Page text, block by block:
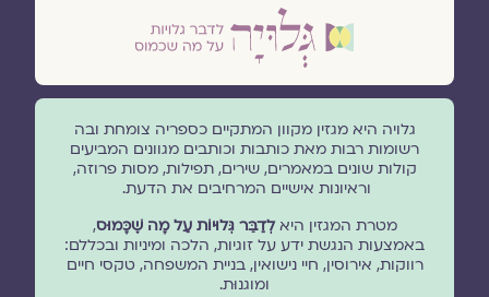
גלויה היא מגזין מקוון המתקיים כספריה צומחת ובה
רשומות רבות מאת כותבות וכותבים מגוונים המביעים
קולות שונים במאמרים, שירים, תפילות, מסות פרוזה,
וראיונות אישיים המרחיבים את הדעת.
מטרת המגזין היאלְדַבֵּר גְּלוּיוֹת עַל מָה שֶׁכָּמוּס,
באמצעות הנגשת ידע על זוגיות, הלכה ומיניות ובכללם:
רווקות, אירוסין, חיי נישואין, בניית המשפחה, טקסי חיים
ומוגנוּת.